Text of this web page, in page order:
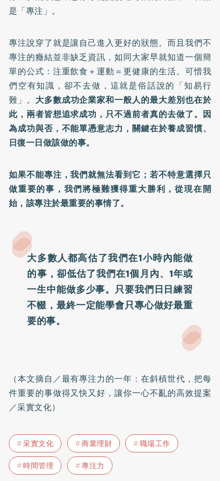
是「專注」。
專注說穿了就是讓自己進入更好的狀態。而且我們不
專注的癥結並非缺乏資訊，如同大家早就知道一個簡
單的公式：注重飲食＋運動＝更健康的生活。可惜我
們空有知識，卻不去做，這就是俗話說的「知易行
難」。 大多數成功企業家和一般人的最大差別也在於
此，兩者皆想追求成功，只不過前者真的去做了。因
為成功與否，不能單憑意志力，關鍵在於養成習慣、
日復一日做該做的事。
如果不能專注，我們就無法看到它；若不特意選擇只
做重要的事，我們將極難獲得重大勝利，從現在開
始，該專注於最重要的事情了。
大多數人都高估了我們在1小時內能做
的事，卻低估了我們在1個月內、1年或
一生中能做多少事。只要我們日日練習
不輟，最終一定能學會只專心做好最重
要的事。
（本文摘自／最有專注力的一年：在斜槓世代，把每
件重要的事做得又快又好，讓你一心不亂的高效提案
／采實文化）
采實文化 商業理財
職場工作
時間管理
專注力